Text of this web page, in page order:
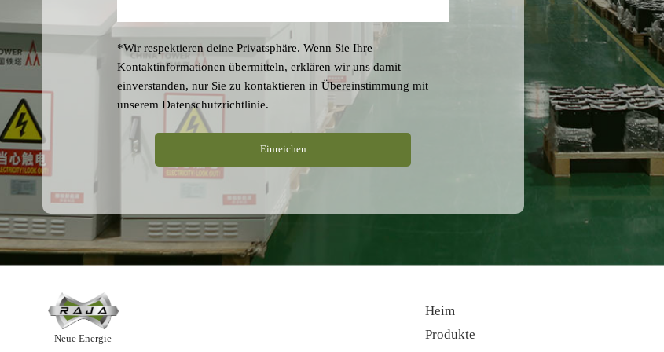
*Wir respektieren deine Privatsphäre. Wenn Sie Ihre
Kontaktinformationen übermitteln, erklären wir uns damit
einverstanden, nur Sie zu kontaktieren in Übereinstimmung mit
unserem Datenschutzrichtlinie.
Neue Energie
Heim
Produkte